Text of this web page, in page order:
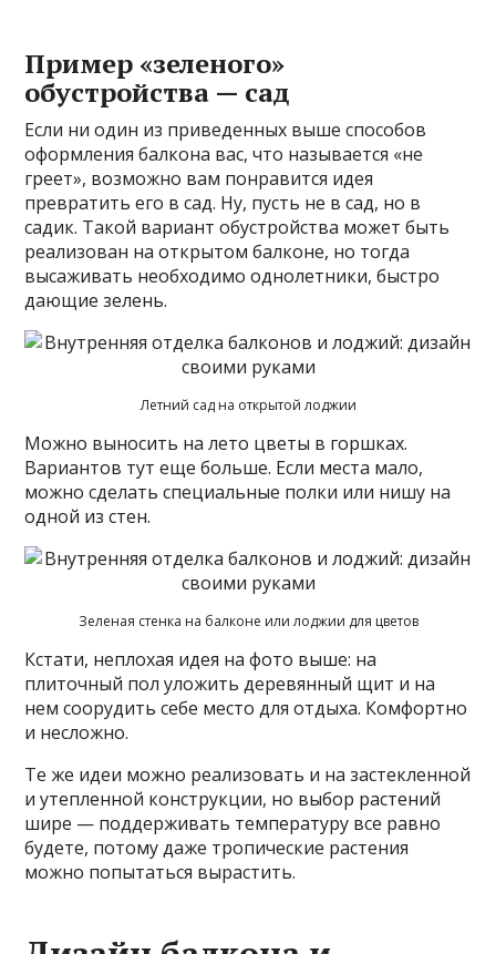
Пример «зеленого»
обустройства — сад
Если ни один из приведенных выше способов
оформления балкона вас, что называется «не
греет», возможно вам понравится идея
превратить его в сад. Ну, пусть не в сад, но в
садик. Такой вариант обустройства может быть
реализован на открытом балконе, но тогда
высаживать необходимо однолетники, быстро
дающие зелень.
Летний сад на открытой лоджии
Можно выносить на лето цветы в горшках.
Вариантов тут еще больше. Если места мало,
можно сделать специальные полки или нишу на
одной из стен.
Зеленая стенка на балконе или лоджии для цветов
Кстати, неплохая идея на фото выше: на
плиточный пол уложить деревянный щит и на
нем соорудить себе место для отдыха. Комфортно
и несложно.
Те же идеи можно реализовать и на застекленной
и утепленной конструкции, но выбор растений
шире — поддерживать температуру все равно
будете, потому даже тропические растения
можно попытаться вырастить.